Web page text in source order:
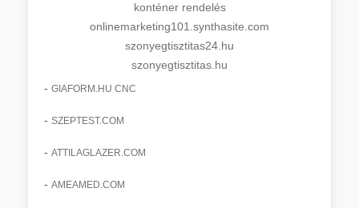
konténer rendelés
onlinemarketing101.synthasite.com
szonyegtisztitas24.hu
szonyegtisztitas.hu
- GIAFORM.HU CNC
- SZEPTEST.COM
- ATTILAGLAZER.COM
- AMEAMED.COM